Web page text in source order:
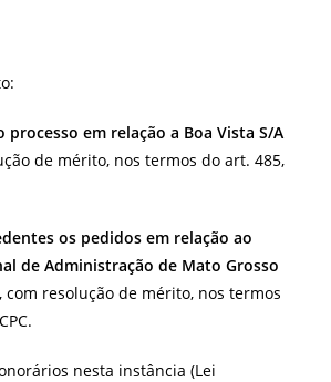
em relação a Boa Vista S/A
de mérito, nos termos do art. 485,
os pedidos em relação ao
de Administração de Mato Grosso
, com resolução de mérito, nos termos
nesta instância (Lei